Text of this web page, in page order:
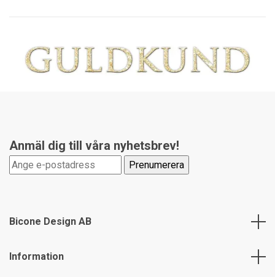
Anmäl dig till våra nyhetsbrev!
Bicone Design AB
Information